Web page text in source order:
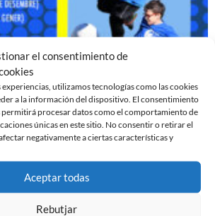
el consentimiento de
experiencias, utilizamos tecnologías como las cookies
a la información del dispositivo. El consentimiento
permitirá procesar datos como el comportamiento de
únicas en este sitio. No consentir o retirar el
negativamente a ciertas características y
Aceptar todas
Rebutjar
PARA EL CAMPUS